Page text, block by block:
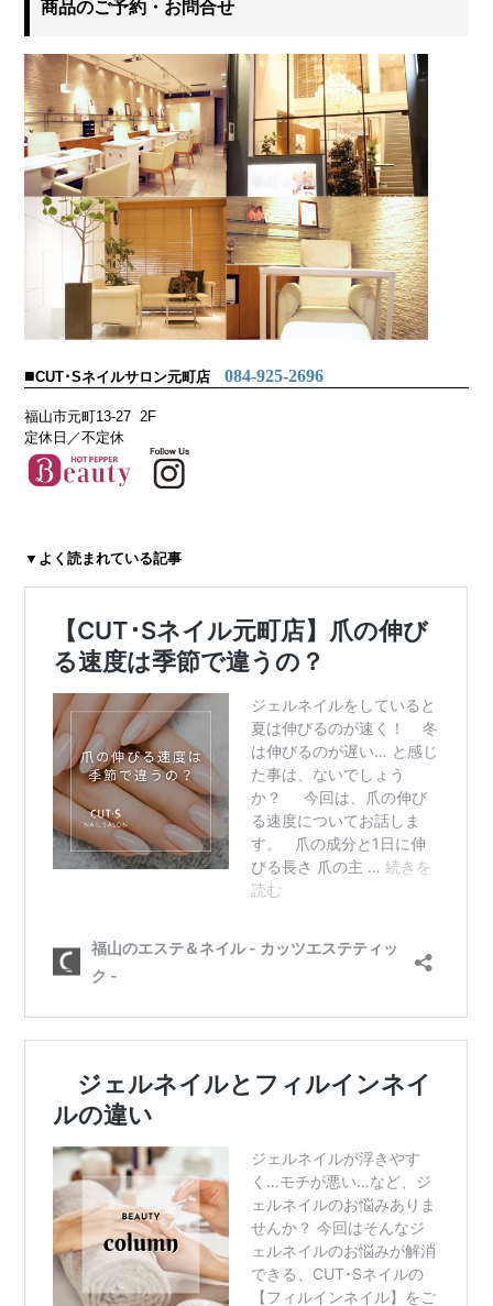
商品のご予約・お問合せ
■CUT･Sネイルサロン元町店084-925-2696
福山市元町13-27 2F
定休日／不定休
▼よく読まれている記事